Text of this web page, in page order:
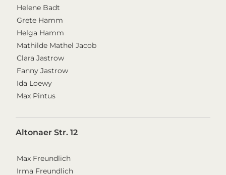
Helene Badt
Grete Hamm
Helga Hamm
Mathilde Mathel Jacob
Clara Jastrow
Fanny Jastrow
Ida Loewy
Max Pintus
Altonaer Str. 12
Max Freundlich
Irma Freundlich